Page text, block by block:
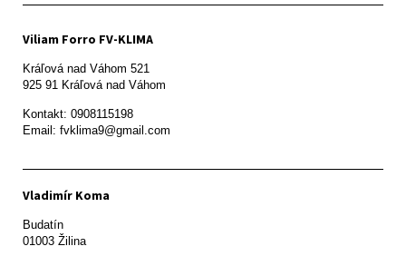
Viliam Forro FV-KLIMA
Kráľová nad Váhom 521
Kontakt: 0908115198
Email: fvklima9@gmail.com
Vladimír Koma
Budatín
01003 Žilina